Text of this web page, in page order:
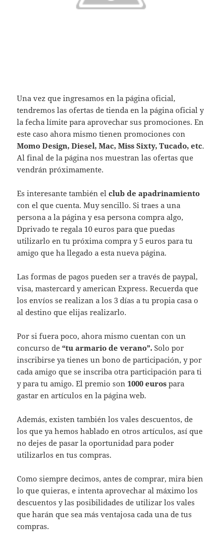
Una vez que ingresamos en la página oficial,
tendremos las ofertas de tienda en la página oficial y
la fecha límite para aprovechar sus promociones. En
este caso ahora mismo tienen promociones con
Momo Design, Diesel, Mac, Miss Sixty, Tucado, etc.
Al final de la página nos muestran las ofertas que
vendrán próximamente.
Es interesante también elclub de apadrinamiento
con el que cuenta. Muy sencillo. Si traes a una
persona a la página y esa persona compra algo,
Dprivado te regala 10 euros para que puedas
utilizarlo en tu próxima compra y 5 euros para tu
amigo que ha llegado a esta nueva página.
Las formas de pagos pueden ser a través de paypal,
visa, mastercard y american Express. Recuerda que
los envíos se realizan a los 3 días a tu propia casa o
al destino que elijas realizarlo.
Por si fuera poco, ahora mismo cuentan con un
concurso de“tu armario de verano”. Solo por
inscribirse ya tienes un bono de participación, y por
cada amigo que se inscriba otra participación para ti
y para tu amigo. El premio son1000 eurospara
gastar en artículos en la página web.
Además, existen también los vales descuentos, de
los que ya hemos hablado en otros artículos, así que
no dejes de pasar la oportunidad para poder
utilizarlos en tus compras.
Como siempre decimos, antes de comprar, mira bien
lo que quieras, e intenta aprovechar al máximo los
descuentos y las posibilidades de utilizar los vales
que harán que sea más ventajosa cada una de tus
compras.